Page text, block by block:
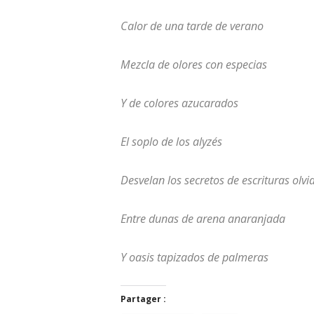
Calor de una tarde de verano
Mezcla de olores con especias
Y de colores azucarados
El soplo de los alyzés
Desvelan los secretos de escrituras
Entre dunas de arena anaranjada
Y oasis tapizados de palmeras
Partager :